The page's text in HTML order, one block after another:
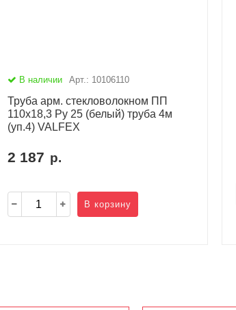
В наличии Арт.: 10106110
Труба арм. стекловолокном ПП
110х18,3 Ру 25 (белый) труба 4м
(уп.4) VALFEX
2 187 р.
В корзину